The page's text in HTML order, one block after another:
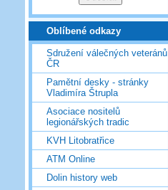
Oblíbené odkazy
Sdružení válečných veteránů
ČR
Pamětní desky - stránky
Vladimíra Štrupla
Asociace nositelů
legionářských tradic
KVH Litobratřice
ATM Online
Dolin history web